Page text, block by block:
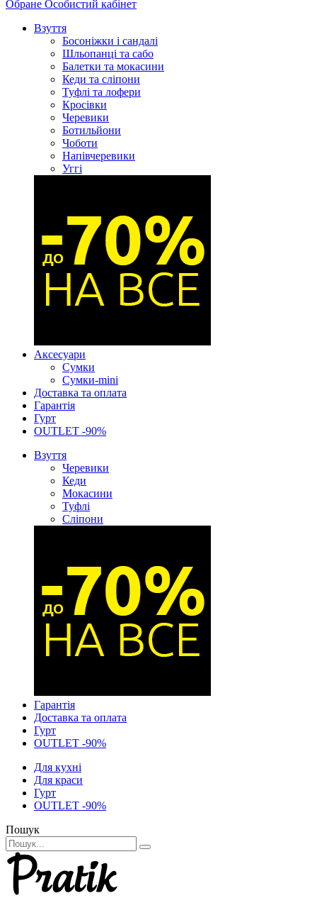
Обране Особистий кабінет
Взуття
Босоніжки і сандалі
Шльопанці та сабо
Балетки та мокасини
Кеди та сліпони
Туфлі та лофери
Кросівки
Черевики
Ботильйони
Чоботи
Напівчеревики
Уггі
Аксесуари
Сумки
Сумки-mini
Доставка та оплата
Гарантія
Гурт
OUTLET -90%
Взуття
Черевики
Кеди
Мокасини
Туфлі
Сліпони
Гарантія
Доставка та оплата
Гурт
OUTLET -90%
Для кухні
Для краси
Гурт
OUTLET -90%
Пошук